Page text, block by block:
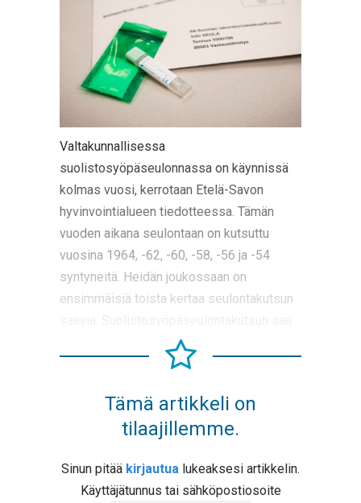
Valtakunnallisessa
suolistosyöpäseulonnassa on käynnissä
kolmas vuosi, kerrotaan Etelä-Savon
hyvinvointialueen tiedotteessa. Tämän
vuoden aikana seulontaan on kutsuttu
vuosina 1964, -62, -60, -58, -56 ja -54
syntyneitä. Heidän joukossaan on
ensimmäisiä toista kertaa seulontakutsun
Tämä artikkeli on
tilaajillemme.
Sinun pitää kirjautua lukeaksesi artikkelin.
Käyttäjätunnus tai sähköpostiosoite